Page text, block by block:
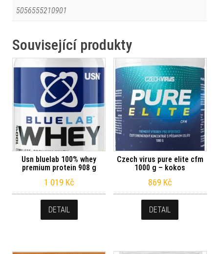
5056555210901
Související produkty
Usn bluelab 100% whey
premium protein 908 g
1 019 Kč
DETAIL
Czech virus pure elite cfm
1000 g – kokos
869 Kč
DETAIL